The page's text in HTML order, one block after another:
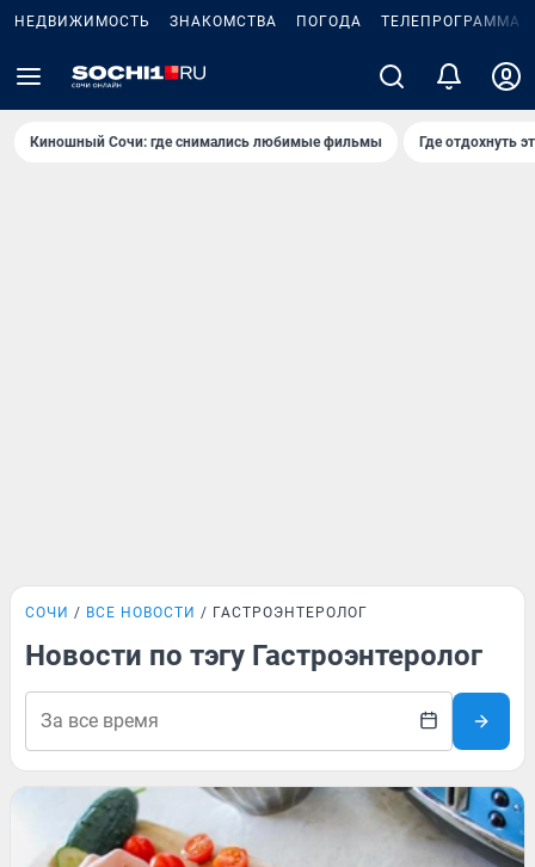
НЕДВИЖИМОСТЬ ЗНАКОМСТВА ПОГОДА ТЕЛЕПРОГРАММА
Киношный Сочи: где снимались любимые фильмы Где отдохнуть
СОЧИ ВСЕ НОВОСТИ ГАСТРОЭНТЕРОЛОГ
Новости по тэгу Гастроэнтеролог